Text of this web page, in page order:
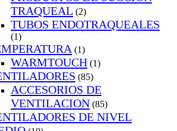
TRAQUEAL (2)
TUBOS ENDOTRAQUEALES
(1)
(1)
WARMTOUCH (1)
(85)
ACCESORIOS DE
VENTILACION (85)
DE NIVEL